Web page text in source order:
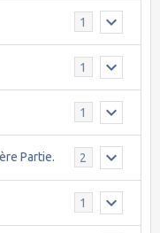
1
1
1
Partie. 2
1